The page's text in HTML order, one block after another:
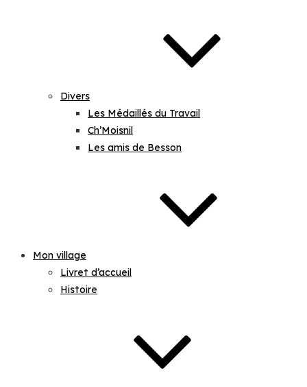
Divers
Les Médaillés du Travail
Ch’Moisnil
Les amis de Besson
Mon village
Livret d’accueil
Histoire